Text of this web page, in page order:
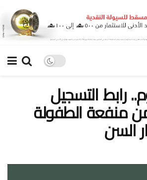
رابط التسجيل
منفعة الطفولة
السن